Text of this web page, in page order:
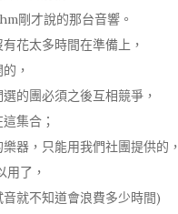
剛才說的那台音響。
花太多時間在準備上，
，
的團必須之後互相競爭，
集合；
器，只能用我們社團提供的，
用了，
就不知道會浪費多少時間)